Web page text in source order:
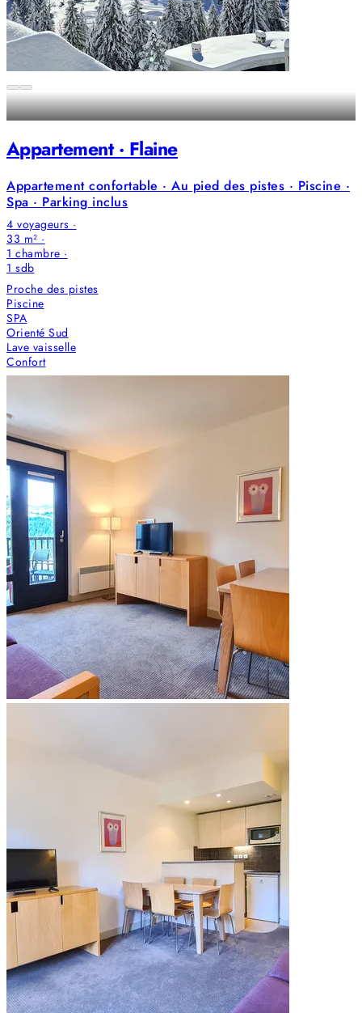
Appartement · Flaine
Appartement confortable · Au pied des pistes · Piscine ·
Spa · Parking inclus
4 voyageurs ·
33 m² ·
1 chambre ·
1sdb
Proche des pistes
Piscine
SPA
Orienté Sud
Lave vaisselle
Confort